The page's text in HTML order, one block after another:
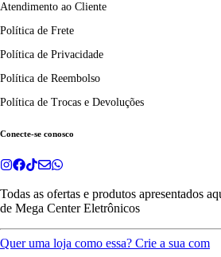
Atendimento ao Cliente
Política de Frete
Política de Privacidade
Política de Reembolso
Política de Trocas e Devoluções
Conecte-se conosco
Todas as ofertas e produtos apresentados
de Mega Center Eletrônicos
Quer uma loja como essa? Crie a sua com